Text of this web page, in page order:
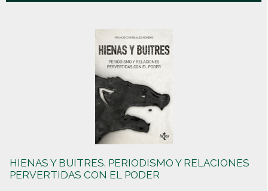
HIENAS Y BUITRES. PERIODISMO Y RELACIONES
PERVERTIDAS CON EL PODER